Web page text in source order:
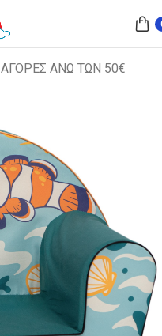
ΑΝΩ ΤΩΝ 50€
ΠΟΛΥΘΡΟΝΑΚΙΑ